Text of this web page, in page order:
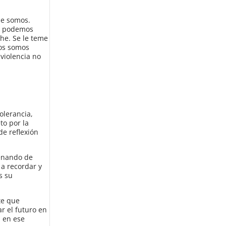
somos.
Se le teme
somos
no
por la
reflexión
de
recordar y
su
que
el futuro en
ese